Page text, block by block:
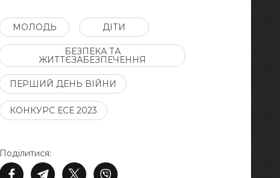
Поділитися:
МОЛОДЬ ДІТИ
БЕЗПЕКА ТА
ЖИТТЄЗАБЕЗПЕЧЕННЯ
ПЕРШИЙ ДЕНЬ ВІЙНИ
КОНКУРС ЕСЕ 2023